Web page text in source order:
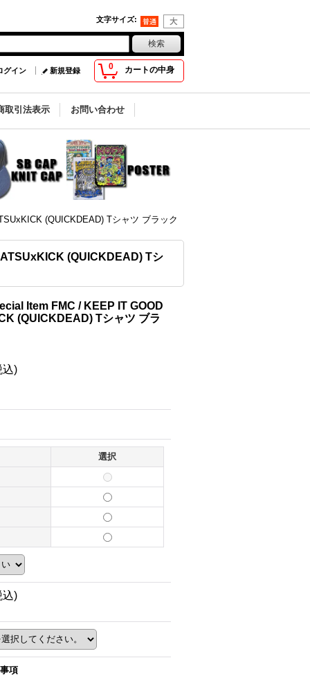
文字サイズ:
0 カートの中身
グイン 新規登録
取引法表示 お問い合わせ
(QUICKDEAD) Tシャツ ブラック
(QUICKDEAD) Tシ
Item FMC / KEEP IT GOOD
(QUICKDEAD) Tシャツ ブラ
込)
選択
込)
項